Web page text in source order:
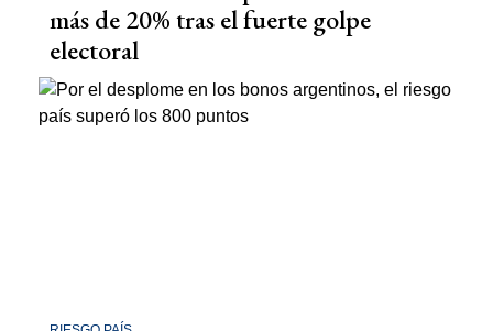
más de 20% tras el fuerte golpe
electoral